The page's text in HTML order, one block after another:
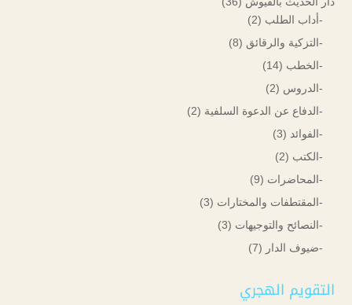
-أداب الطلب (2)
-التزكية والرقائق (8)
-الخطب (14)
-الدروس (2)
-الدفاع عن الدعوة السلفية (2)
-الفوائد (3)
-الكتب (2)
-المحاضرات (9)
-المقتطفات والمختارات (3)
-النصائح والتوجيهات (3)
-ضيوف الدار (7)
التقويم الهجري